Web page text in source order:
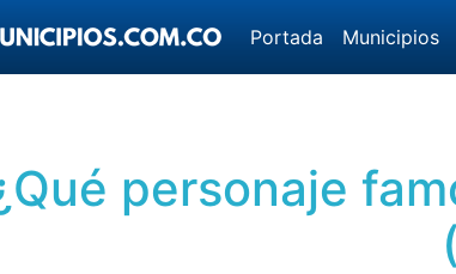
Portada Municipios
personaje